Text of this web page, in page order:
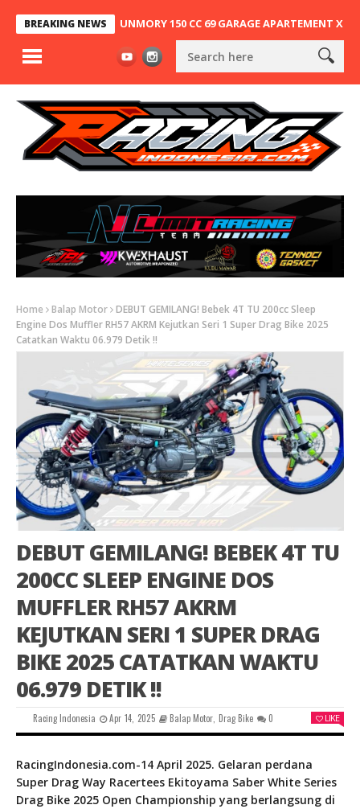
BREAKING NEWS
NINJA 2T SUNMORY 150 CC 69 GARAGE APARTEMENT X SA63
Home Balap Motor DEBUT GEMILANG! Bebek 4T TU 200cc Sleep
Engine Dos Muffler RH57 AKRM Kejutkan Seri 1 Super Drag Bike 2025
Catatkan Waktu 06.979 Detik !!
DEBUT GEMILANG! BEBEK 4T TU
200CC SLEEP ENGINE DOS
MUFFLER RH57 AKRM
KEJUTKAN SERI 1 SUPER DRAG
BIKE 2025 CATATKAN WAKTU
06.979 DETIK !!
Racing Indonesia Apr 14, 2025 Balap Motor, Drag Bike 0 LIKE
RacingIndonesia.com-14 April 2025. Gelaran perdana
Super Drag Way Racertees Ekitoyama Saber White Series
Drag Bike 2025 Open Championship yang berlangsung di